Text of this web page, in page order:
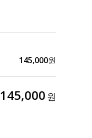
145,000원
145,000 원